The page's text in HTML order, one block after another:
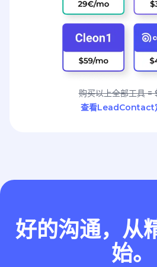
购买以上全部工具 =
查看LeadContact
好的沟通，从
始。